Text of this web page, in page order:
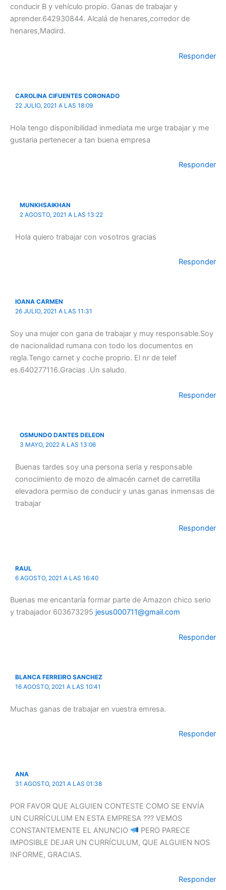
conducir B y vehículo propio. Ganas de trabajar y
aprender.642930844. Alcalá de henares,corredor de
henares,Madird.
Responder
CAROLINA CIFUENTES CORONADO
22 JULIO, 2021 A LAS 18:09
Hola tengo disponibilidad inmediata me urge trabajar y me
gustaria pertenecer a tan buena empresa
Responder
MUNKHSAIKHAN
2 AGOSTO, 2021 A LAS 13:22
Hola quiero trabajar con vosotros gracias
Responder
IOANA CARMEN
26 JULIO, 2021 A LAS 11:31
Soy una mujer con gana de trabajar y muy responsable.Soy
de nacionalidad rumana con todo los documentos en
regla.Tengo carnet y coche proprio. El nr de telef
es.640277116.Gracias .Un saludo.
Responder
OSMUNDO DANTES DELEON
3 MAYO, 2022 A LAS 13:06
Buenas tardes soy una persona seria y responsable
conocimiento de mozo de almacén carnet de carretilla
elevadora permiso de conducir y unas ganas inmensas de
trabajar
Responder
RAUL
6 AGOSTO, 2021 A LAS 16:40
Buenas me encantaría formar parte de Amazon chico serio
y trabajador 603673295 jesus000711@gmail.com
Responder
BLANCA FERREIRO SANCHEZ
16 AGOSTO, 2021 A LAS 10:41
Muchas ganas de trabajar en vuestra emresa.
Responder
ANA
31 AGOSTO, 2021 A LAS 01:38
POR FAVOR QUE ALGUIEN CONTESTE COMO SE ENVÍA
UN CURRÍCULUM EN ESTA EMPRESA ??? VEMOS
CONSTANTEMENTE EL ANUNCIO
PERO PARECE
IMPOSIBLE DEJAR UN CURRÍCULUM, QUE ALGUIEN NOS
INFORME, GRACIAS.
Responder